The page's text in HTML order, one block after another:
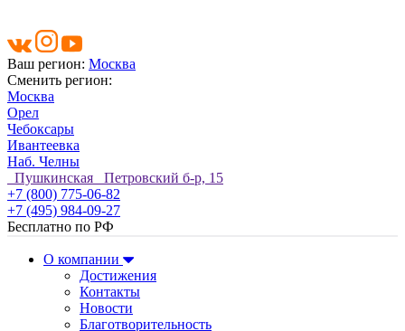
Ваш регион: Москва
Сменить регион:
Москва
Орел
Чебоксары
Ивантеевка
Наб. Челны
Пушкинская Петровский б-р, 15
+7 (800) 775-06-82
+7 (495) 984-09-27
Бесплатно по РФ
О компании
Достижения
Контакты
Новости
Благотворительность